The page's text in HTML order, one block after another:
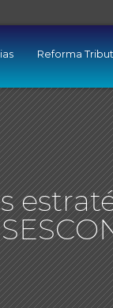
Reforma